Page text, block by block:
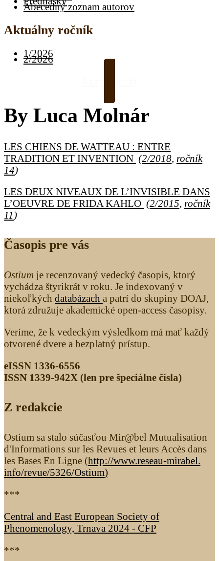
Abecedný zoznam autorov
Aktuálny ročník
1/2026
2/2026
By Luca Molnár
LES CHIENS DE WATTEAU : ENTRE
TRADITION ET INVENTION (2/2018 ročník
14)
LES DEUX NIVEAUX DE L’INVISIBLE DANS
L’OEUVRE DE FRIDA KAHLO (2/2015, ročník
11 )
Časopis pre vás
Ostium je recenzovaný vedecký časopis, ktorý
vychádza štyrikrát v roku. Je indexovaný v
niekoľkých databázach a patrí do skupiny DOAJ,
ktorá združuje akademické open-access časopisy.
Veríme, že k vedeckým výsledkom má mať každý
otvorené dvere a bezplatný prístup.
eISSN 1336-6556
ISSN 1339­-942X (len pre špeciálne čísla)
Z redakcie
Ostium sa stalo súčasťou Mir@bel Mutualisation
d'Informations sur les Revues et leurs Accès dans
les Bases En Ligne (http://www.reseau-mirabel.
info/revue/5326/Ostium)
***
Central and East European Society of
Phenomenology, Trnava 2024 - CFP
***